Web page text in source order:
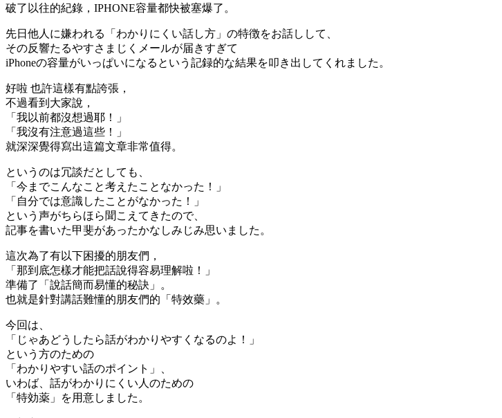
破了以往的紀錄，IPHONE容量都快被塞爆了。
先日他人に嫌われる「わかりにくい話し方」の特徴をお話しして、
その反響たるやすさまじくメールが届きすぎて
iPhoneの容量がいっぱいになるという記録的な結果を叩き出してくれました。
好啦 也許這樣有點誇張，
不過看到大家說，
「我以前都沒想過耶！」
「我沒有注意過這些！」
就深深覺得寫出這篇文章非常值得。
というのは冗談だとしても、
「今までこんなこと考えたことなかった！」
「自分では意識したことがなかった！」
という声がちらほら聞こえてきたので、
記事を書いた甲斐があったかなしみじみ思いました。
這次為了有以下困擾的朋友們，
「那到底怎樣才能把話說得容易理解啦！」
準備了「說話簡而易懂的秘訣」。
也就是針對講話難懂的朋友們的「特效藥」。
今回は、
「じゃあどうしたら話がわかりやすくなるのよ！」
という方のための
「わかりやすい話のポイント」、
いわば、話がわかりにくい人のための
「特効薬」を用意しました。